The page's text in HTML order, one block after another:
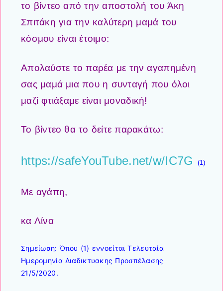
το βίντεο από την αποστολή του Άκη
Σπιτάκη για την καλύτερη μαμά του
κόσμου είναι έτοιμο:
Απολαύστε το παρέα με την αγαπημένη
σας μαμά μια που η συνταγή που όλοι
μαζί φτιάξαμε είναι μοναδική!
Το βίντεο θα το δείτε παρακάτω:
https://safeYouTube.net/w/IC7G (1)
Με αγάπη,
κα Λίνα
Σημείωση: Όπου (1) εννοείται Τελευταία
Ημερομηνία Διαδικτυακης Προσπέλασης
21/5/2020.